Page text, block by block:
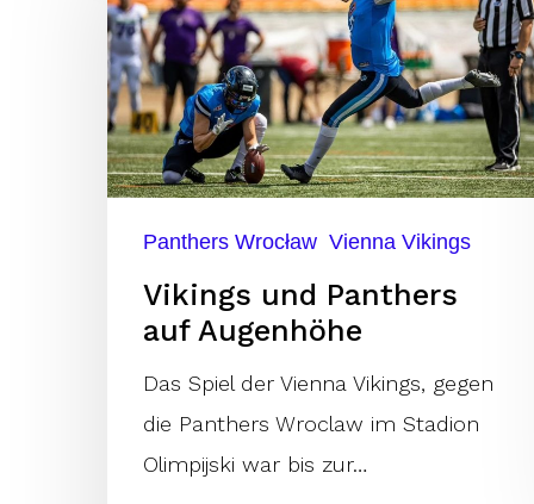
Panthers
auf
Augenhöhe
Panthers Wrocław Vienna Vikings
Vikings und Panthers
auf Augenhöhe
Das Spiel der Vienna Vikings, gegen
die Panthers Wroclaw im Stadion
Olimpijski war bis zur…